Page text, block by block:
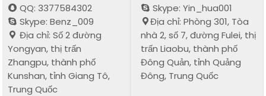
QQ: 3377584302
Skype: Benz_009
Địa chỉ: Số 2 đường
Yongyan, thị trấn
Zhangpu, thành phố
Kunshan, tỉnh Giang Tô,
Trung Quốc
Skype: Yin_hua001
Địa chỉ: Phòng 301, Tòa
nhà 2, số 7, đường Fulei, thị
trấn Liaobu, thành phố
Đông Quản, tỉnh Quảng
Đông, Trung Quốc